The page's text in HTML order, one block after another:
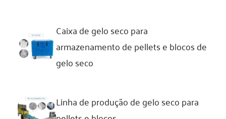
Caixa de gelo seco para
armazenamento de pellets e blocos de
gelo seco
Linha de produção de gelo seco para